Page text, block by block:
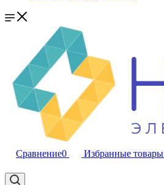
Сравнение0 Избранные товары